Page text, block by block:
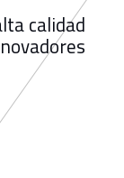
calidad